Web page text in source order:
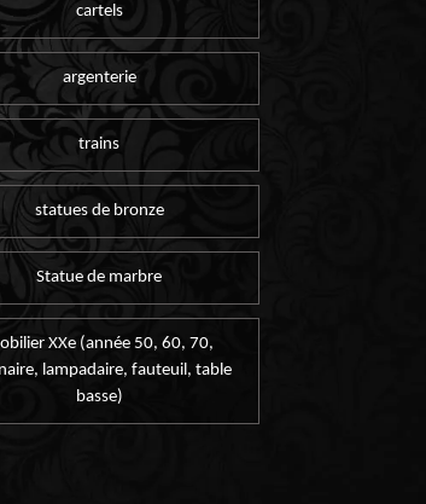
cartels
argenterie
trains
statues de bronze
Statue de marbre
XXe (année 50, 60, 70,
lampadaire, fauteuil, table
basse)